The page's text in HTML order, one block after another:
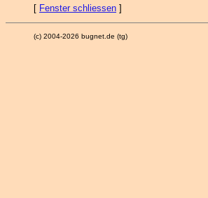
[ Fenster schliessen ]
(c) 2004-2026 bugnet.de (tg)